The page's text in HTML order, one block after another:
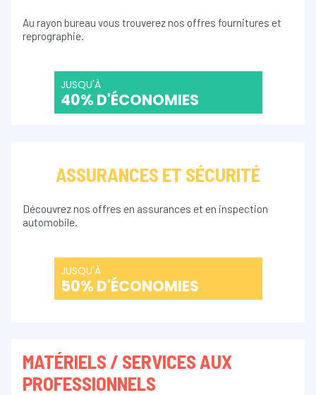
Au rayon bureau vous trouverez nos offres fournitures et
reprographie.
JUSQU'À
40% D'ÉCONOMIES
ASSURANCES ET SÉCURITÉ
Découvrez nos offres en assurances et en inspection
automobile.
JUSQU'À
50% D'ÉCONOMIES
MATÉRIELS / SERVICES AUX
PROFESSIONNELS